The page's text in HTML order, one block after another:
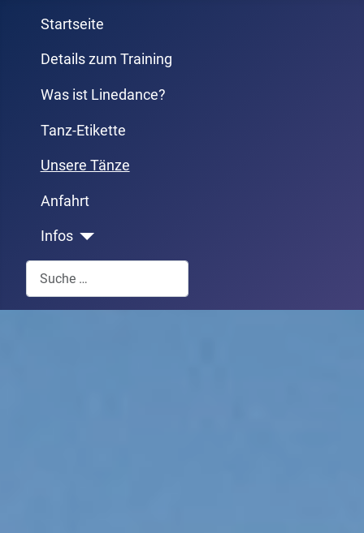
Startseite
Details zum Training
Was ist Linedance?
Tanz-Etikette
Unsere Tänze
Anfahrt
Infos